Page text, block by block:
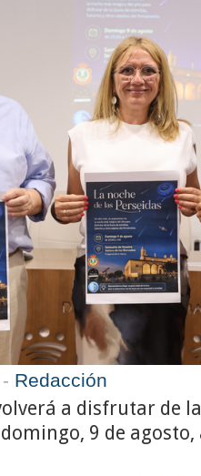
Redacción
a disfrutar de
9 de